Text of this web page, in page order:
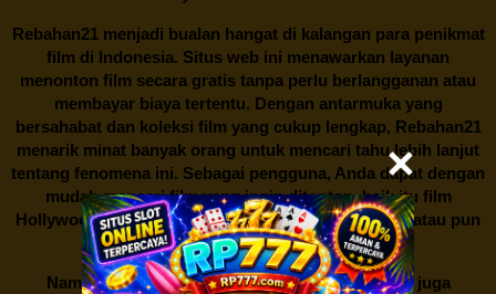
Rebahan21menjadi bualan hangat di kalangan para penikmat
film di Indonesia. Situs web ini menawarkan layanan
menonton film secara gratis tanpa perlu berlangganan atau
membayar biaya tertentu. Dengan antarmuka yang
bersahabat dan koleksi film yang cukup lengkap, Rebahan21
menarik minat banyak orang untuk mencari tahu lebih lanjut
tentang fenomena ini. Sebagai pengguna, Anda dapat dengan
mudah mencari film yang ingin ditonton, baik itu film
Hollywood terbaru, drama Korea yang sedang hits, atau pun
produksi film lokal dengan kualitas terbaik.
Namun, seperti halnya cerita manis,Rebahan21juga